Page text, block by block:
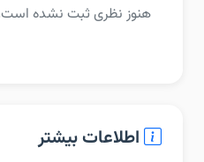
هنوز نظری ثبت نشده است.
اطلاعات بیشتر